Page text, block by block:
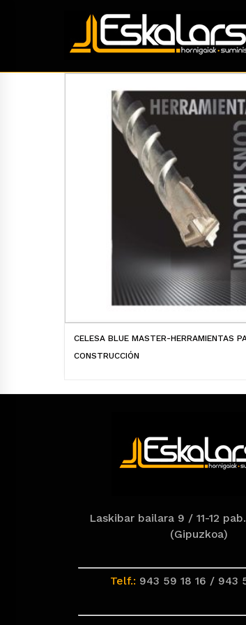
CELESA BLUE MASTER-HERRAMIENTAS
CONSTRUCCIÓN
Laskibar bailara 9 / 11-12
(Gipuzkoa)
Telf.: 943 59 18 16 / 943